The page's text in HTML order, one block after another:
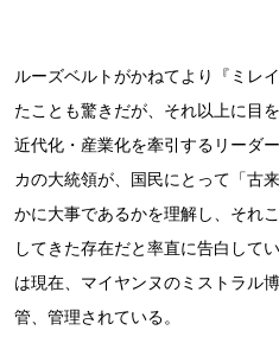
ルーズベルトがかねてより『ミレ
たことも驚きだが、それ以上に目
近代化・産業化を牽引するリーダ
カの大統領が、国民にとって「古
かに大事であるかを理解し、それ
してきた存在だと率直に告白して
は現在、マイヤンヌのミストラル
管、管理されている。